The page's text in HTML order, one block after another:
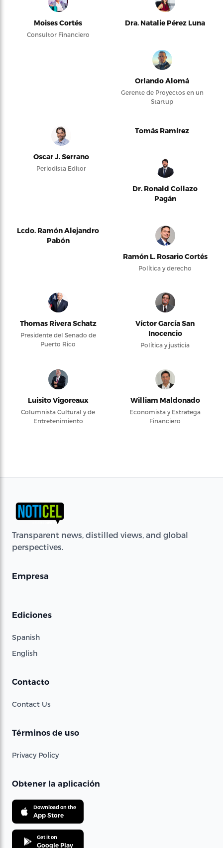
Moises Cortés
Consultor Financiero
Dra. Natalie Pérez Luna
Orlando Alomá
Gerente de Proyectos en un
Startup
Oscar J. Serrano
Periodista Editor
Tomás Ramírez
Dr. Ronald Collazo
Pagán
Lcdo. Ramón Alejandro
Pabón
Ramón L. Rosario Cortés
Política y derecho
Thomas Rivera Schatz
Presidente del Senado de
Puerto Rico
Víctor García San
Inocencio
Política y justicia
Luisito Vigoreaux
Columnista Cultural y de
Entretenimiento
William Maldonado
Economista y Estratega
Financiero
Transparent news, distilled views, and global
perspectives.
Empresa
Ediciones
Spanish
English
Contacto
Contact Us
Términos de uso
Privacy Policy
Obtener la aplicación
Download on the
App Store
Get it on
Google Play